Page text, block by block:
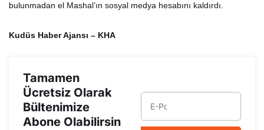
bulunmadan el Mashal’ın sosyal medya hesabını kaldırdı.
Kudüs Haber Ajansı – KHA
Tamamen
Ücretsiz Olarak
Bültenimize
Abone Olabilirsin